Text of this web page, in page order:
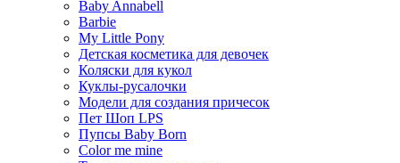
Baby Annabell
Barbie
My Little Pony
Детская косметика для девочек
Коляски для кукол
Куклы-русалочки
Модели для создания причесок
Пет Шоп LPS
Пупсы Baby Born
Сolor me mine